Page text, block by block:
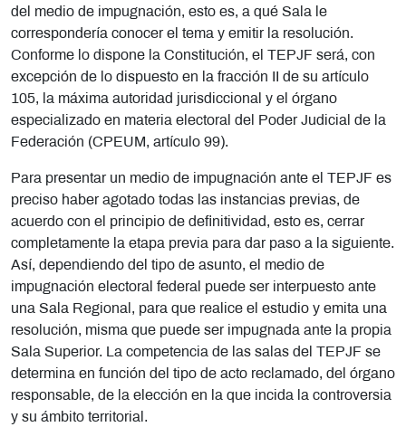
del medio de impugnación, esto es, a qué Sala le
correspondería conocer el tema y emitir la resolución.
Conforme lo dispone la Constitución, el TEPJF será, con
excepción de lo dispuesto en la fracción II de su artículo
105, la máxima autoridad jurisdiccional y el órgano
especializado en materia electoral del Poder Judicial de la
Federación (CPEUM, artículo 99).
Para presentar un medio de impugnación ante el TEPJF es
preciso haber agotado todas las instancias previas, de
acuerdo con el principio de definitividad, esto es, cerrar
completamente la etapa previa para dar paso a la siguiente.
Así, dependiendo del tipo de asunto, el medio de
impugnación electoral federal puede ser interpuesto ante
una Sala Regional, para que realice el estudio y emita una
resolución, misma que puede ser impugnada ante la propia
Sala Superior.
La competencia de las salas del TEPJF se
determina en función del tipo de acto reclamado, del órgano
responsable, de la elección en la que incida la controversia
y su ámbito territorial.